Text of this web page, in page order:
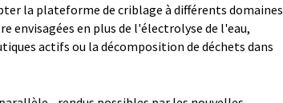
la plateforme de criblage à différents domaines
envisagées en plus de l'électrolyse de l'eau,
actifs ou la décomposition de déchets dans